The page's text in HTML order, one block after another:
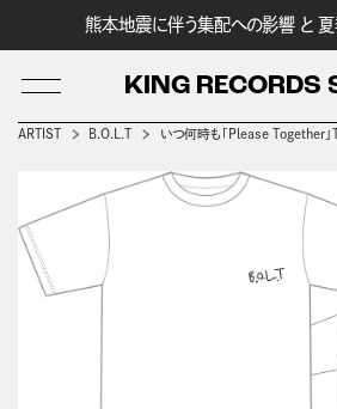
熊本地震に伴う集配への影響 と
KING RECORDS
LOG IN
ARTIST B.O.L.T いつ何時も「Please Together」